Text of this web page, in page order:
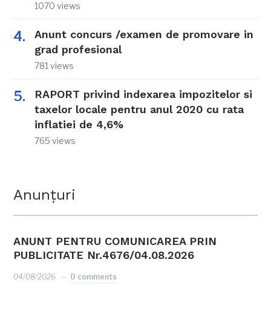
1070 views
Anunt concurs /examen de promovare in
grad profesional
781 views
RAPORT privind indexarea impozitelor si
taxelor locale pentru anul 2020 cu rata
inflatiei de 4,6%
765 views
Anunțuri
ANUNT PENTRU COMUNICAREA PRIN
PUBLICITATE Nr.4676/04.08.2026
04/08/2026 0 comments